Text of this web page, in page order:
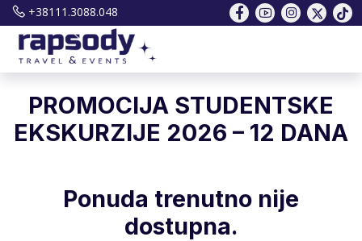
+38111.3088.048
PROMOCIJA STUDENTSKE
EKSKURZIJE 2026 – 12 DANA
Ponuda trenutno nije
dostupna.